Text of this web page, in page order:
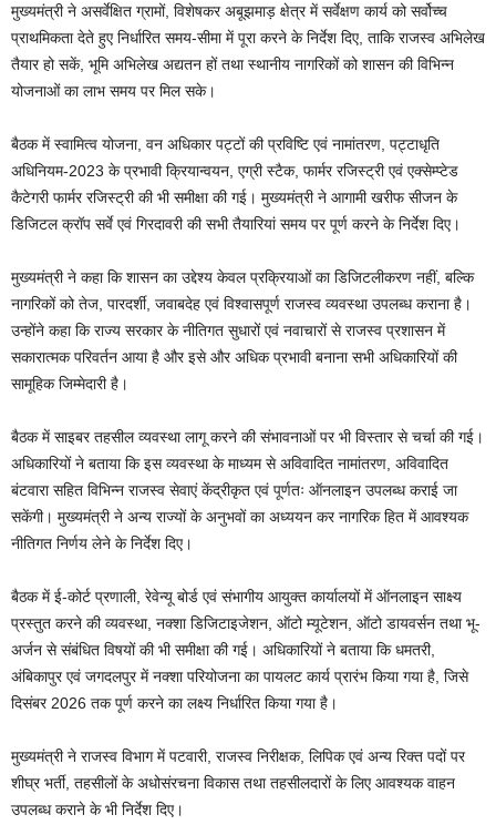
मुख्यमंत्री ने असर्वेक्षित ग्रामों, विशेषकर अबूझमाड़ क्षेत्र में सर्वेक्षण कार्य को सर्वोच्च
प्राथमिकता देते हुए निर्धारित समय-सीमा में पूरा करने के निर्देश दिए, ताकि राजस्व अभिलेख
तैयार हो सकें, भूमि अभिलेख अद्यतन हों तथा स्थानीय नागरिकों को शासन की विभिन्न
योजनाओं का लाभ समय पर मिल सके।
बैठक में स्वामित्व योजना, वन अधिकार पट्टों की प्रविष्टि एवं नामांतरण, पट्टाधृति
अधिनियम-2023 के प्रभावी क्रियान्वयन, एग्री स्टैक, फार्मर रजिस्ट्री एवं एक्सेम्प्टेड
कैटेगरी फार्मर रजिस्ट्री की भी समीक्षा की गई। मुख्यमंत्री ने आगामी खरीफ सीजन के
डिजिटल क्रॉप सर्वे एवं गिरदावरी की सभी तैयारियां समय पर पूर्ण करने के निर्देश दिए।
मुख्यमंत्री ने कहा कि शासन का उद्देश्य केवल प्रक्रियाओं का डिजिटलीकरण नहीं, बल्कि
नागरिकों को तेज, पारदर्शी, जवाबदेह एवं विश्वासपूर्ण राजस्व व्यवस्था उपलब्ध कराना है।
उन्होंने कहा कि राज्य सरकार के नीतिगत सुधारों एवं नवाचारों से राजस्व प्रशासन में
सकारात्मक परिवर्तन आया है और इसे और अधिक प्रभावी बनाना सभी अधिकारियों की
सामूहिक जिम्मेदारी है।
बैठक में साइबर तहसील व्यवस्था लागू करने की संभावनाओं पर भी विस्तार से चर्चा की गई।
अधिकारियों ने बताया कि इस व्यवस्था के माध्यम से अविवादित नामांतरण, अविवादित
बंटवारा सहित विभिन्न राजस्व सेवाएं केंद्रीकृत एवं पूर्णतः ऑनलाइन उपलब्ध कराई जा
सकेंगी। मुख्यमंत्री ने अन्य राज्यों के अनुभवों का अध्ययन कर नागरिक हित में आवश्यक
नीतिगत निर्णय लेने के निर्देश दिए।
बैठक में ई-कोर्ट प्रणाली, रेवेन्यू बोर्ड एवं संभागीय आयुक्त कार्यालयों में ऑनलाइन साक्ष्य
प्रस्तुत करने की व्यवस्था, नक्शा डिजिटाइजेशन, ऑटो म्यूटेशन, ऑटो डायवर्सन तथा भू-
अर्जन से संबंधित विषयों की भी समीक्षा की गई। अधिकारियों ने बताया कि धमतरी,
अंबिकापुर एवं जगदलपुर में नक्शा परियोजना का पायलट कार्य प्रारंभ किया गया है, जिसे
दिसंबर 2026 तक पूर्ण करने का लक्ष्य निर्धारित किया गया है।
मुख्यमंत्री ने राजस्व विभाग में पटवारी, राजस्व निरीक्षक, लिपिक एवं अन्य रिक्त पदों पर
शीघ्र भर्ती, तहसीलों के अधोसंरचना विकास तथा तहसीलदारों के लिए आवश्यक वाहन
उपलब्ध कराने के भी निर्देश दिए।